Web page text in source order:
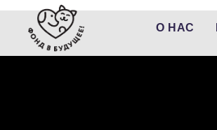
О НАС